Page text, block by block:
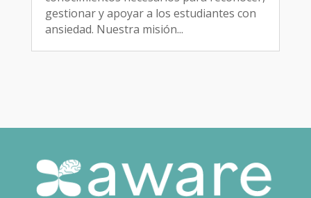
gestionar y apoyar a los estudiantes con
ansiedad. Nuestra misión...